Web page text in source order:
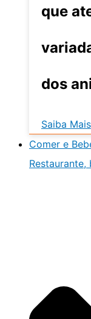
que
dos
Saiba Mais
Comer e